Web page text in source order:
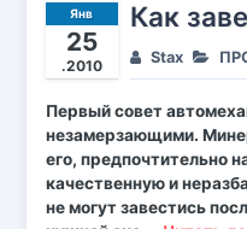
Янв
25
.2010
Как
Stax
Первый совет
незамерзающими.
его, предпочтительно
качественную и
не могут завестись